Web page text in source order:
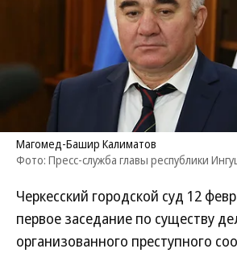
Магомед-Башир Калиматов
Фото: Пресс-служба главы республики
Черкесский городской суд 12
первое заседание по существу
организованного преступного